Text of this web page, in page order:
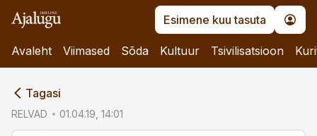
Esimene kuu tasuta
Avaleht Viimased Sõda Kultuur Tsivilisatsioon
Tagasi
RELVAD 01.04.19, 14:01